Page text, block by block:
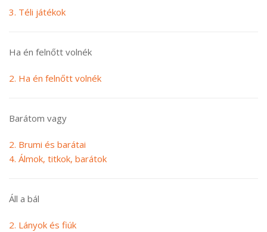
3. Téli játékok
Ha én felnőtt volnék
2. Ha én felnőtt volnék
Barátom vagy
2. Brumi és barátai
4. Álmok, titkok, barátok
Áll a bál
2. Lányok és fiúk